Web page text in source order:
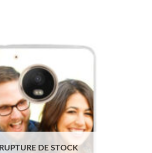
RUPTURE DE STOCK